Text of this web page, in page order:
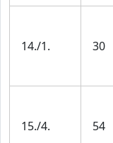
14./1. 30
15./4. 54